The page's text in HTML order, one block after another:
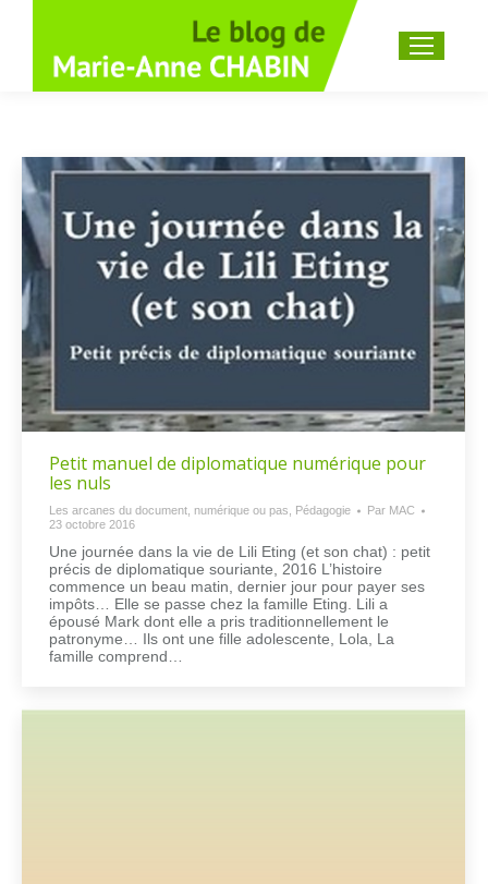
Recherche
Petit manuel de diplomatique numérique pour
les nuls
Les arcanes du document, numérique ou pas Pédagogie Par MAC
23 octobre 2016
Une journée dans la vie de Lili Eting (et son chat) : petit
précis de diplomatique souriante, 2016 L’histoire
commence un beau matin, dernier jour pour payer ses
impôts… Elle se passe chez la famille Eting. Lili a
épousé Mark dont elle a pris traditionnellement le
patronyme… Ils ont une fille adolescente, Lola, La
famille comprend…